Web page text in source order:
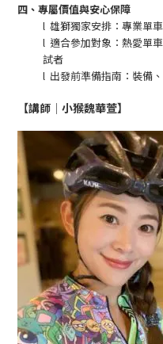
四、專屬價值與安心保障
l 雄獅獨家安排：專業單
l 適合參加對象：熱愛單
試者
l 出發前準備指南：裝備
【講師│小猴魏華萱】